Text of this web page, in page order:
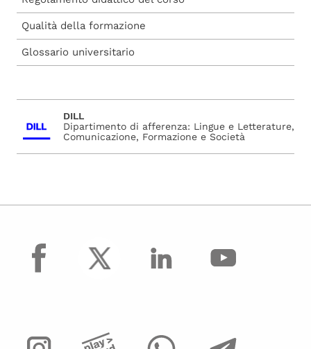
Qualità della formazione
Glossario universitario
DILL
Dipartimento di afferenza: Lingue e Letterature,
Comunicazione, Formazione e Società
facebook